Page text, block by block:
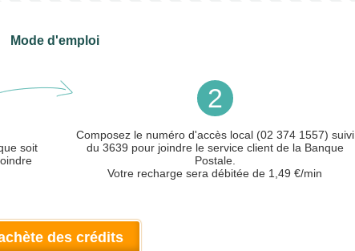
Mode d'emploi
soit
2
Composez le numéro d'accès local (02 374 1557) suivi
du 3639 pour joindre le service client de la Banque
Postale.
Votre recharge sera débitée de 1,49 €/min
des crédits